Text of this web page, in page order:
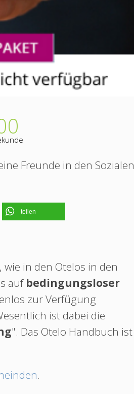
Freunde in den Sozialen
teilen
in den Otelos in den
auf bedingungsloser
zur Verfügung
ist dabei die
". Das Otelo Handbuch ist
.